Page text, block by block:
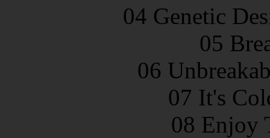
04 Genetic
05
06
07 It's
08 Enjoy